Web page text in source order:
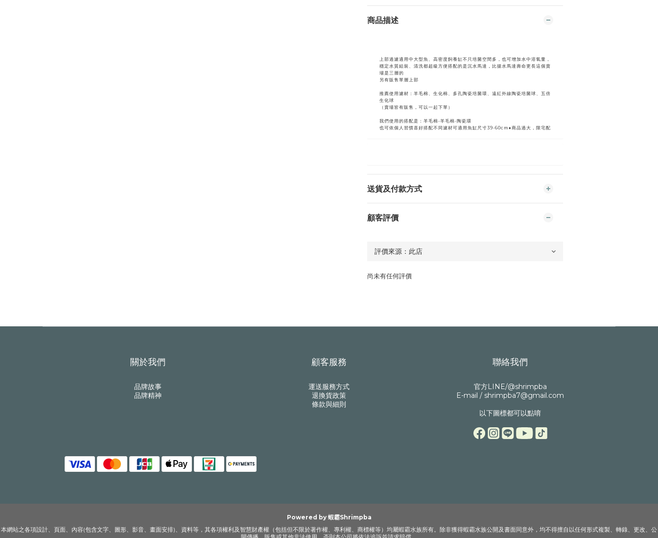
商品描述
上部過濾適用中大型魚、高密度飼養缸不只培菌空間多，也可增加水中溶氧量，
穩定水質組裝、清洗都超級方便搭配的是沉水馬達，比揚水馬達壽命更長這個賣
場是三層的
另有販售單層上部
推薦使用濾材：羊毛棉、生化棉、多孔陶瓷培菌環、遠紅外線陶瓷培菌球、五倍
生化球
（賣場皆有販售，可以一起下單）
我們使用的搭配是：羊毛棉-羊毛棉-陶瓷環
也可依個人習慣喜好搭配不同濾材可適用魚缸尺寸39-60cm♦️商品過大，限宅配
送貨及付款方式
顧客評價
尚未有任何評價
關於我們
品牌故事
品牌精神
顧客服務
運送服務方式
退換貨政策
條款與細則
聯絡我們
官方LINE/@shrimpba
E-mail / shrimpba7@gmail.com
以下圖標都可以點唷
Powered by 蝦霸Shrimpba
本網站之各項設計、頁面、內容(包含文字、圖形、影音、畫面安排)、資料等，其各項權利及智慧財產權（包括但不限於著作權、專利權、商標權等）均屬蝦霸水族所有。除非獲得蝦霸水族公開及書面同意外，均不得擅自以任何形式複製、轉錄、更改、公